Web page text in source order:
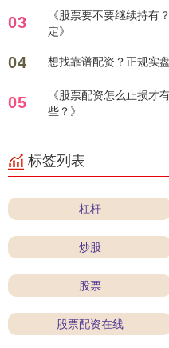
03
《股票要不要继续持有
定》
04 想找靠谱配资？正规实
05
《股票配资怎么止损才
些？》
标签列表
杠杆
炒股
股票
股票配资在线